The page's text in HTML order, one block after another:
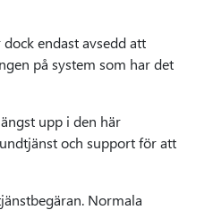
endast avsedd att
på system som har det
upp i den här
och support för att
Normala